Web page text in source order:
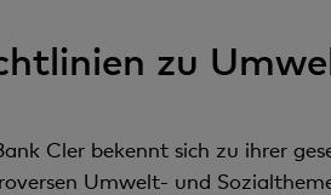
zu
Cler bekennt sich zu ihrer
Umwelt- und